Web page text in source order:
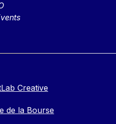
Creative
de la Bourse